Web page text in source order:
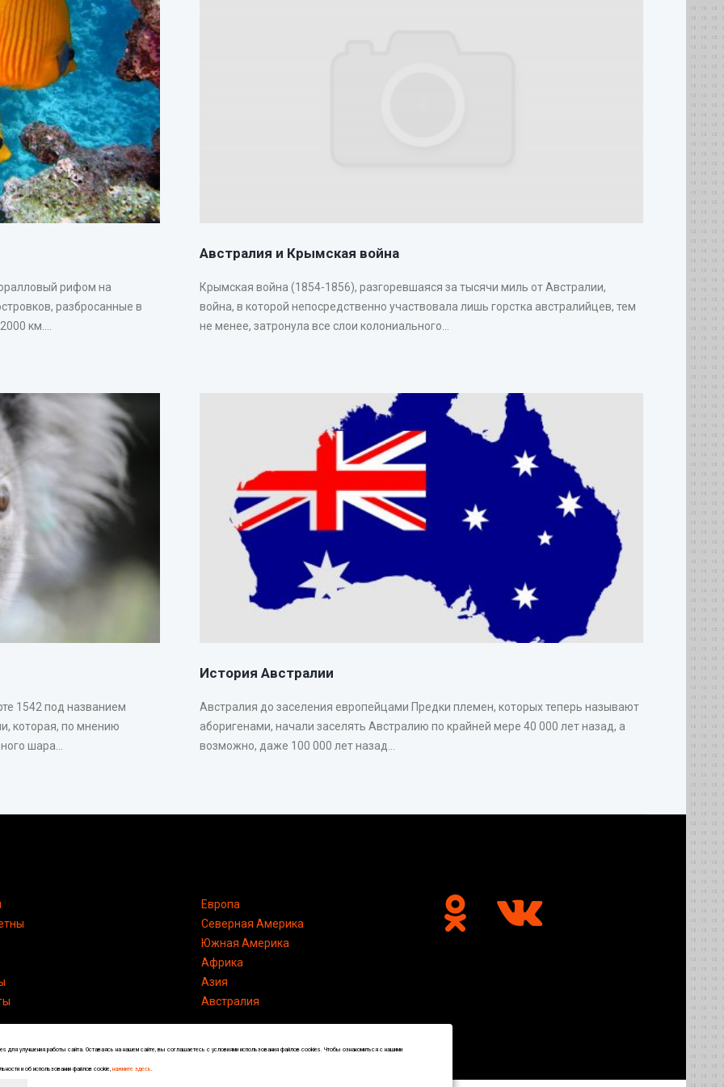
рифом на
разбросанные в
км....
Австралия и Крымская война
Крымская война (1854-1856), разгоревшаяся за тысячи миль от Австралии,
война, в которой непосредственно участвовала лишь горстка австралийцев, тем
не менее, затронула все слои колониального...
1542 под названием
которая, по мнению
шара...
История Австралии
Австралия до заселения европейцами Предки племен, которых теперь называют
аборигенами, начали заселять Австралию по крайней мере 40 000 лет назад, а
возможно, даже 100 000 лет назад...
Европа
Северная Америка
Южная Америка
Африка
Азия
Австралия
для улучшения работы сайта. Оставаясь на нашем сайте, вы соглашаетесь с условиями использования файлов cookies. Чтобы ознакомиться с нашими
и об использовании файлов cookie, нажмите здесь.